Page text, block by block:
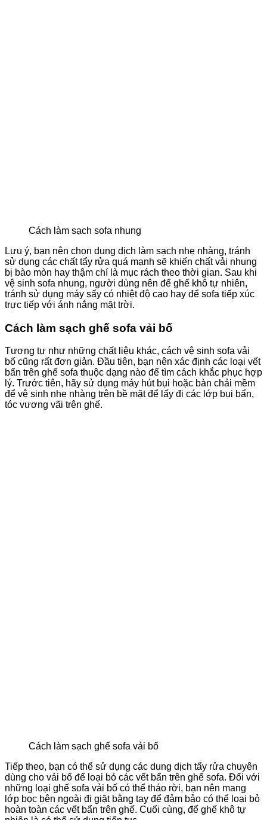
Cách làm sạch sofa nhung
Lưu ý, bạn nên chọn dung dịch làm sạch nhẹ nhàng, tránh
sử dụng các chất tẩy rửa quá mạnh sẽ khiến chất vải nhung
bị bào mòn hay thậm chí là mục rách theo thời gian. Sau khi
vệ sinh sofa nhung, người dùng nên để ghế khô tự nhiên,
tránh sử dụng máy sấy có nhiệt độ cao hay để sofa tiếp xúc
trực tiếp với ánh nắng mặt trời.
Cách làm sạch ghế sofa vải bố
Tương tự như những chất liệu khác, cách vệ sinh sofa vải
bố cũng rất đơn giản. Đầu tiên, bạn nên xác định các loại vết
bẩn trên ghế sofa thuộc dạng nào để tìm cách khắc phục hợp
lý. Trước tiên, hãy sử dụng máy hút bụi hoặc bàn chải mềm
để vệ sinh nhẹ nhàng trên bề mặt để lấy đi các lớp bụi bẩn,
tóc vương vãi trên ghế.
Cách làm sạch ghế sofa vải bố
Tiếp theo, bạn có thể sử dụng các dung dịch tẩy rửa chuyên
dùng cho vải bố để loại bỏ các vết bẩn trên ghế sofa. Đối với
những loại ghế sofa vải bố có thể tháo rời, bạn nên mang
lớp bọc bên ngoài đi giặt bằng tay để đảm bảo có thể loại bỏ
hoàn toàn các vết bẩn trên ghế. Cuối cùng, để ghế khô tự